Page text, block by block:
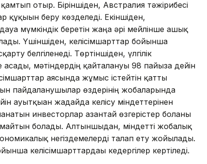
отыр. Біріншіден, Австралия тәжірибесі
беру көзделеді. Екіншіден,
мүмкіндік беретін жаңа әрі мейлінше ашық
Үшіншіден, келісімшарттар бойынша
белгіленеді. Төртіншіден, үлгілік
мәтіндердің қайталануы 98 пайызға дейін
аясында жұмыс істейтін қатты
пайдаланушылар өздерінің жобаларында
ауытқыған жағдайда келісу міндеттерінен
инвесторлар азғантай өзгерістер болғаны
болады. Алтыншыдан, міндетті жобалық
негіздемелерді талап ету жойылады.
келісімшарттардағы кедергілер кертіледі.